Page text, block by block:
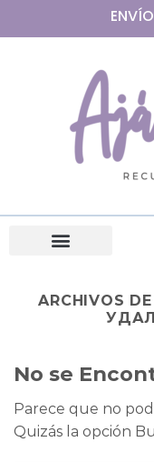
ARCHIVOS
No se
Parece que no
Quizás la opción